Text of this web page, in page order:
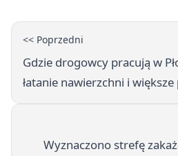
<< Poprzedni
Gdzie drogowcy pracują w
łatanie nawierzchni i
Wyznaczono strefę